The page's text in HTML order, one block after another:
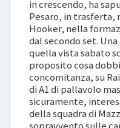
in crescendo, ha
Pesaro, in trasferta,
Hooker, nella
dal secondo set.
quella vista sabato
proposito cosa
concomitanza, su
di A1 di pallavolo
sicuramente,
della squadra di